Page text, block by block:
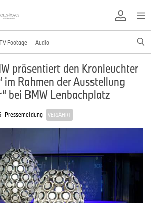
Footage Audio
präsentiert den Kronleuchter
im Rahmen der Ausstellung
bei BMW Lenbachplatz
Pressemeldung VERJÄHRT